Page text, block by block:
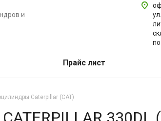
и
Прайс лист
Caterpillar (CAT)